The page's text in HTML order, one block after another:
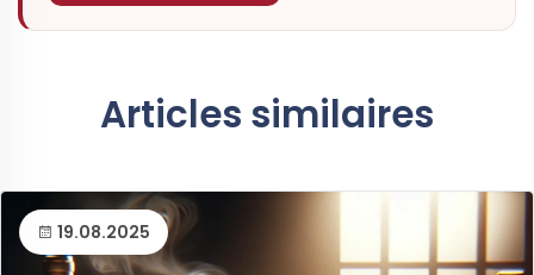
Articles similaires
19.08.2025